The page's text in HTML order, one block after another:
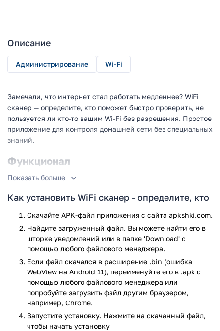
Описание
Администрирование Wi-Fi
Замечали, что интернет стал работать медленнее? WiFi
сканер — определите, кто поможет быстро проверить, не
пользуется ли кто-то вашим Wi-Fi без разрешения. Простое
приложение для контроля домашней сети без специальных
знаний.
Функционал
Приложение показывает все устройства, подключенные к
адрес и примерного производителя (телефон, ноутбук, ТВ).
Есть функция проверки скорости сети и анализа
загруженности каналов. При обнаружении незнакомого
устройства можно сразу сменить пароль от роутера.
WiFi сканер — определите, кто — это как дверной глазок
для вашей сети. Не дает полной защиты, но позволяет
быстро проверить, нет ли незваных гостей. Если хотите
контролировать, кто использует ваш интернет — стоит
установить. Открыли приложение, посмотрели список и
сменили пароль при необходимости. Быстро и без лишних
сложностей.
Показать больше
Как установить WiFi сканер - определите, кто
Скачайте APK-файл приложения с сайта apkshki.com.
Найдите загруженный файл. Вы можете найти его в
шторке уведомлений или в папке 'Download' с
помощью любого файлового менеджера.
Если файл скачался в расширение .bin (ошибка
WebView на Android 11), переименуйте его в .apk с
помощью любого файлового менеджера или
попробуйте загрузить файл другим браузером,
например, Chrome.
Запустите установку. Нажмите на скачанный файл,
чтобы начать установку